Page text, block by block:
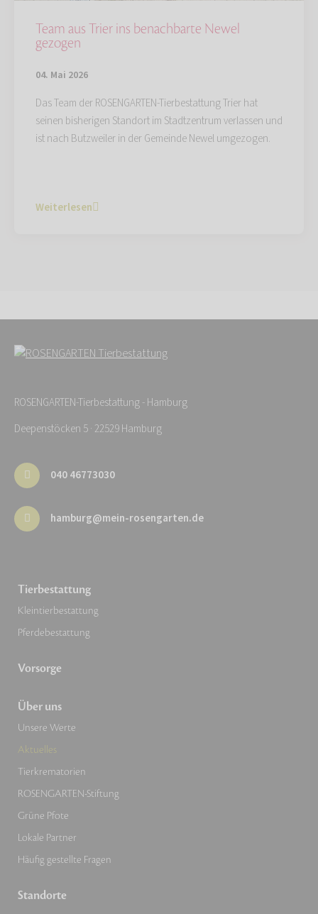
Team aus Trier ins benachbarte Newel
gezogen
04. Mai 2026
Das Team der ROSENGARTEN-Tierbestattung Trier hat
seinen bisherigen Standort im Stadtzentrum verlassen und
ist nach Butzweiler in der Gemeinde Newel umgezogen.
Weiterlesen
ROSENGARTEN-Tierbestattung - Hamburg
Deepenstöcken 5 · 22529 Hamburg
040 46773030
hamburg@mein-rosengarten.de
Tierbestattung
Kleintierbestattung
Pferdebestattung
Vorsorge
Über uns
Unsere Werte
Aktuelles
Tierkrematorien
ROSENGARTEN-Stiftung
Grüne Pfote
Lokale Partner
Häufig gestellte Fragen
Standorte